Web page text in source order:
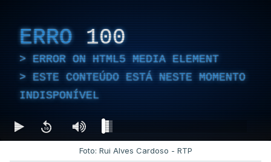
ERRO 100
ERROR ON HTML5 MEDIA ELEMENT
ESTE CONTEÚDO ESTÁ NESTE MOMENTO
INDISPONÍVEL
Foto: Rui Alves Cardoso - RTP